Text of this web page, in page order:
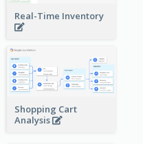
Real-Time Inventory
Shopping Cart
Analysis